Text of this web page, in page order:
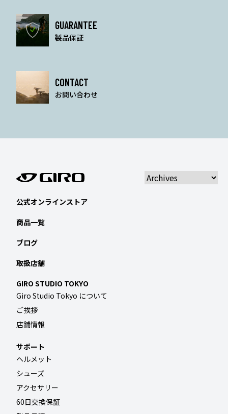
GUARANTEE
製品保証
CONTACT
お問い合わせ
公式オンラインストア
商品一覧
ブログ
取扱店舗
GIRO STUDIO TOKYO
Giro Studio Tokyo について
ご挨拶
店舗情報
サポート
ヘルメット
シューズ
アクセサリー
60日交換保証